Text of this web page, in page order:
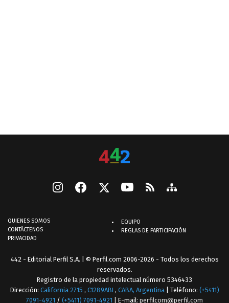
QUIENES SOMOS
CONTÁCTENOS
PRIVACIDAD
EQUIPO
REGLAS DE PARTICIPACIÓN
442 - Editorial Perfil S.A. | © Perfil.com 2006-2026 - Todos los derechos
reservados.
Registro de la propiedad intelectual número 5346433
Dirección: California 2715 , C1289ABI , CABA, Argentina | Teléfono: (+5411)
7091-4921 / (+5411) 7091-4921 | E-mail: perfilcom@perfil.com